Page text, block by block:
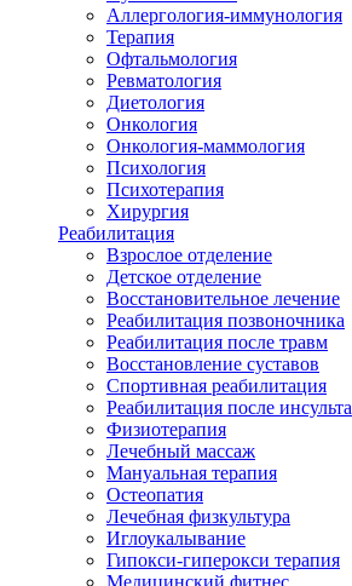
Аллергология-иммунология
Терапия
Офтальмология
Ревматология
Диетология
Онкология
Онкология-маммология
Психология
Психотерапия
Хирургия
Реабилитация
Взрослое отделение
Детское отделение
Восстановительное лечение
Реабилитация позвоночника
Реабилитация после травм
Восстановление суставов
Спортивная реабилитация
Реабилитация после инсульта
Физиотерапия
Лечебный массаж
Мануальная терапия
Остеопатия
Лечебная физкультура
Иглоукалывание
Гипокси-гиперокси терапия